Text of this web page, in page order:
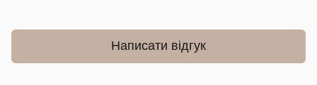
Написати відгук